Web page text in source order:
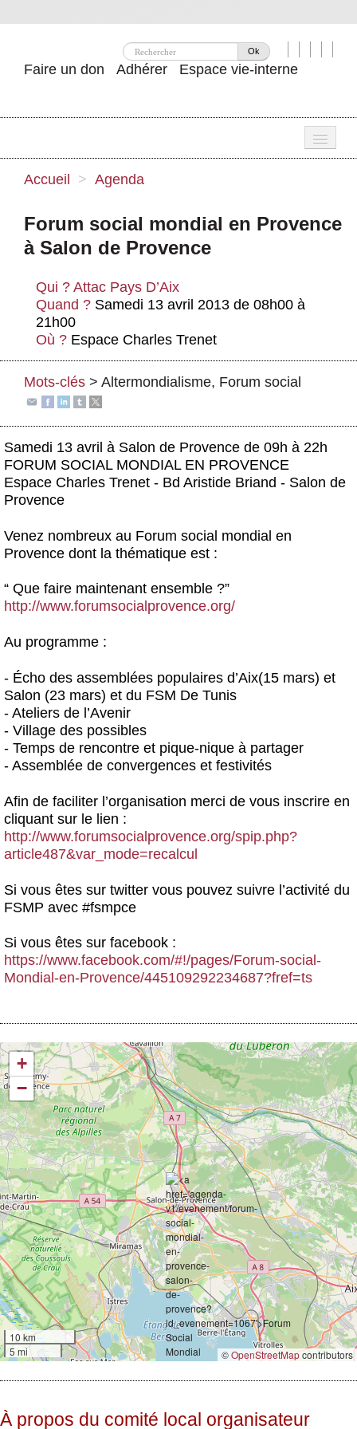
Ok
Faire un don Adhérer Espace vie-interne
Nos idées
Publications
Agenda
Actus et médias
Boutique
Accueil > Agenda
Forum social mondial en Provence
à Salon de Provence
Qui ? Attac Pays D’Aix
Quand ? Samedi 13 avril 2013 de 08h00 à
21h00
Où ? Espace Charles Trenet
Mots-clés > Altermondialisme, Forum social
Samedi 13 avril à Salon de Provence de 09h à 22h
FORUM SOCIAL MONDIAL EN PROVENCE
Espace Charles Trenet - Bd Aristide Briand - Salon de
Provence
Venez nombreux au Forum social mondial en
Provence dont la thématique est :
“ Que faire maintenant ensemble ?”
http://www.forumsocialprovence.org/
Au programme :
- Écho des assemblées populaires d’Aix(15 mars) et
Salon (23 mars) et du FSM De Tunis
- Ateliers de l’Avenir
- Village des possibles
- Temps de rencontre et pique-nique à partager
- Assemblée de convergences et festivités
Afin de faciliter l’organisation merci de vous inscrire en
cliquant sur le lien :
http://www.forumsocialprovence.org/spip.php?
article487&var_mode=recalcul
Si vous êtes sur twitter vous pouvez suivre l’activité du
FSMP avec #fsmpce
Si vous êtes sur facebook :
https://www.facebook.com/#!/pages/Forum-social-
Mondial-en-Provence/445109292234687?fref=ts
+
−
10 km
5 mi
©OpenStreetMapcontributors
À propos du comité local organisateur